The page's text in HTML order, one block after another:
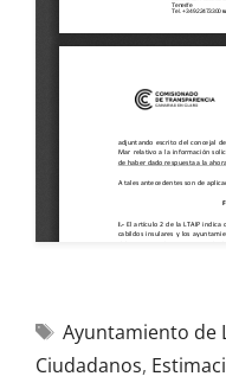
Ayuntamiento de
Ciudadanos,